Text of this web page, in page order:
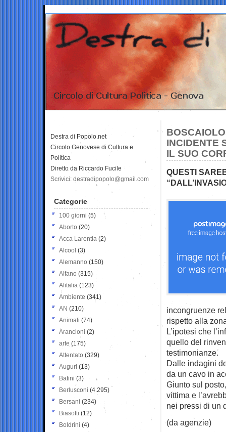
INCIDENTE
IL SUO
QUESTI
incongruenze
rispetto alla
L’ipotesi che
quello del
testimonianze.
Dalle indagini
da un cavo in
Giunto sul
vittima e
nei pressi di un
(da agenzie)
Destra di Popolo.net
Circolo Genovese di Cultura e
Politica
Diretto da Riccardo Fucile
Scrivici: destradipopolo@gmail.com
Categorie
100 giorni (5)
Aborto (20)
Acca Larentia (2)
Alcool (3)
Alemanno (150)
Alfano (315)
Alitalia (123)
Ambiente (341)
AN (210)
Animali (74)
Arancioni (2)
arte (175)
Attentato (329)
Auguri (13)
Batini (3)
Berlusconi (4.295)
Bersani (234)
Biasotti (12)
Boldrini (4)